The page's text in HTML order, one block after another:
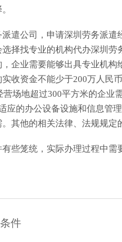
遣公司，申请深圳劳务派
择找专业的机构代办深圳
企业需要能够出具专业机
收资金不能少于200万人民
场地超过300平方米的企
应的办公设备设施和信息管
其他的相关法律、法规规定
有些笼统，实际办理过程中
件